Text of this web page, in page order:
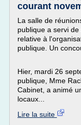
courant
La salle de
publique a servi
relative à
publique. Un
Hier, mardi 26
publique, Mme
Cabinet, a animé
locaux...
Lire la suite